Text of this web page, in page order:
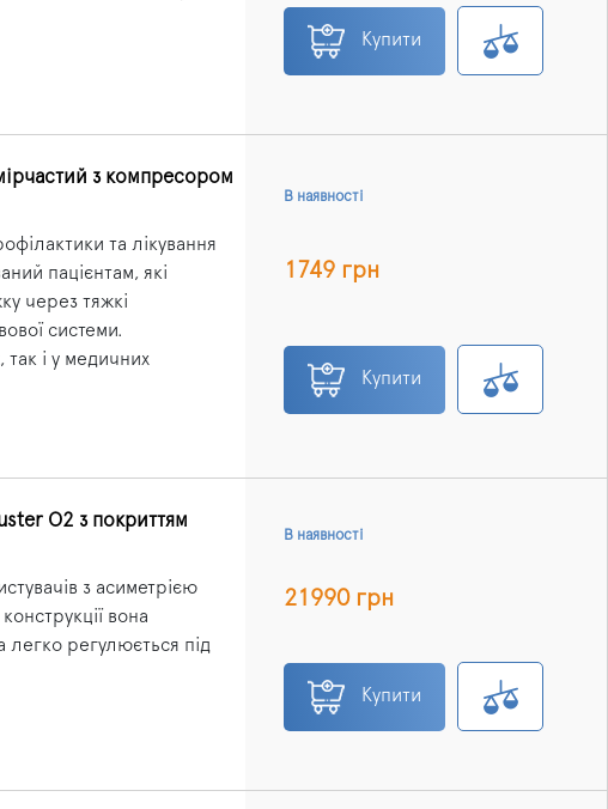
Купити
з компресором
та лікування
пацієнтам, які
через тяжкі
системи.
так і у медичних
В наявності
1749 грн
Купити
O2 з покриттям
з асиметрією
вона
легко регулюється під
В наявності
21990 грн
Купити